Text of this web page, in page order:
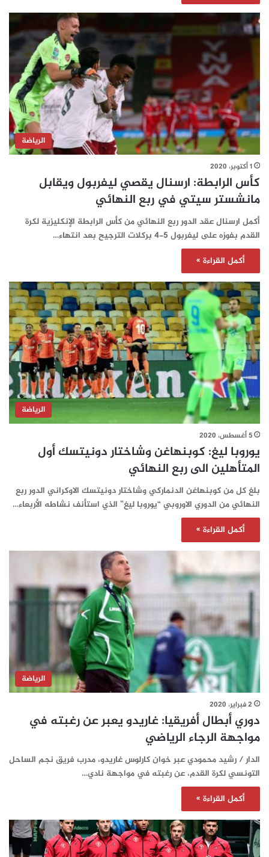
الرياضة
1 أكتوبر، 2020
كأس الرابطة: ارسنال يقصي ليفربول ويقابل
مانشستر سيتي في ربع النهائي
أكمل ارسنال عقد الدور ربع النهائي من كأس الرابطة الإنكليزية لكرة
القدم بفوزه على ليفربول 5-4 بركلات الترجيح بعد انتهاء…
أكمل القراءة »
الرياضة
5 أغسطس، 2020
يوروبا ليغ: كوبنهاغن وشاختار دونيتسك أول
المتأهلين الى ربع النهائي
بلغ كل من كوبنهاغن الدنماركي وشاختار دونيتسك الاوكراني الدور ربع
النهائي من الدوري الاوروبي “يوروبا ليغ” الذي استأنف نشاطه الأربعاء…
أكمل القراءة »
الرياضة
2 فبراير، 2020
دوري أبطال أفريقيا: غاريدو يعبر عن رغبته في
مواجهة الرجاء الرياضي
الدار / رشيد محمودي عبر خوان كارلوس غاريدو، مدرب فريق نجم الساحل
التونسي لكرة القدم، عن رغبته في مواجهة نادي…
أكمل القراءة »